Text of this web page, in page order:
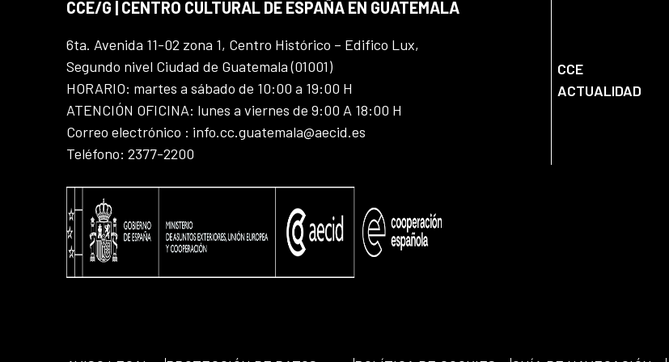
CCE/G | CENTRO CULTURAL DE ESPAÑA EN GUATEMALA
6ta. Avenida 11-02 zona 1, Centro Histórico – Edifico Lux,
Segundo nivel Ciudad de Guatemala (01001)
HORARIO: martes a sábado de 10:00 a 19:00 H
ATENCIÓN OFICINA: lunes a viernes de 9:00 A 18:00 H
Correo electrónico : info.cc.guatemala@aecid.es
Teléfono: 2377-2200
CCE
ACTUALIDAD